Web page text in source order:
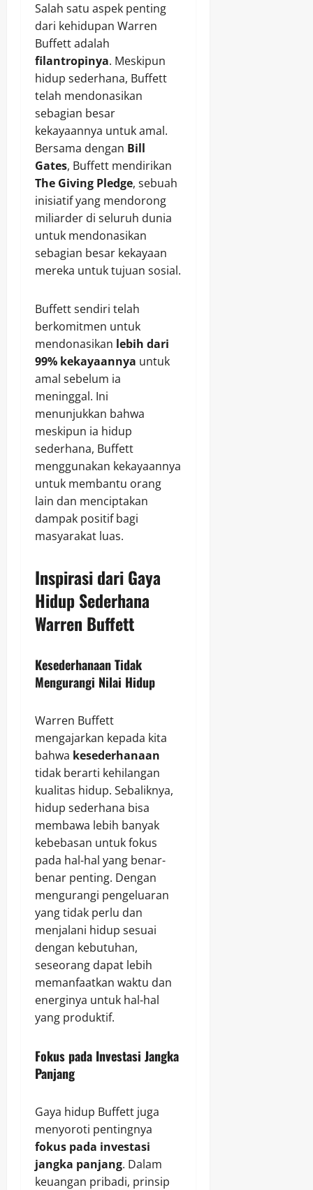
Salah satu aspek penting
dari kehidupan Warren
Buffett adalah
filantropinya. Meskipun
hidup sederhana, Buffett
telah mendonasikan
sebagian besar
kekayaannya untuk amal.
Bersama dengan Bill
Gates, Buffett mendirikan
The Giving Pledge, sebuah
inisiatif yang mendorong
miliarder di seluruh dunia
untuk mendonasikan
sebagian besar kekayaan
mereka untuk tujuan sosial.
Buffett sendiri telah
berkomitmen untuk
mendonasikan lebih dari
99% kekayaannya untuk
amal sebelum ia
meninggal. Ini
menunjukkan bahwa
meskipun ia hidup
sederhana, Buffett
menggunakan kekayaannya
untuk membantu orang
lain dan menciptakan
dampak positif bagi
masyarakat luas.
Inspirasi dari Gaya
Hidup Sederhana
Warren Buffett
Kesederhanaan Tidak
Mengurangi Nilai Hidup
Warren Buffett
mengajarkan kepada kita
bahwa kesederhanaan
tidak berarti kehilangan
kualitas hidup. Sebaliknya,
hidup sederhana bisa
membawa lebih banyak
kebebasan untuk fokus
pada hal-hal yang benar-
benar penting. Dengan
mengurangi pengeluaran
yang tidak perlu dan
menjalani hidup sesuai
dengan kebutuhan,
seseorang dapat lebih
memanfaatkan waktu dan
energinya untuk hal-hal
yang produktif.
Fokus pada Investasi Jangka
Panjang
Gaya hidup Buffett juga
menyoroti pentingnya
fokus pada investasi
jangka panjang. Dalam
keuangan pribadi, prinsip